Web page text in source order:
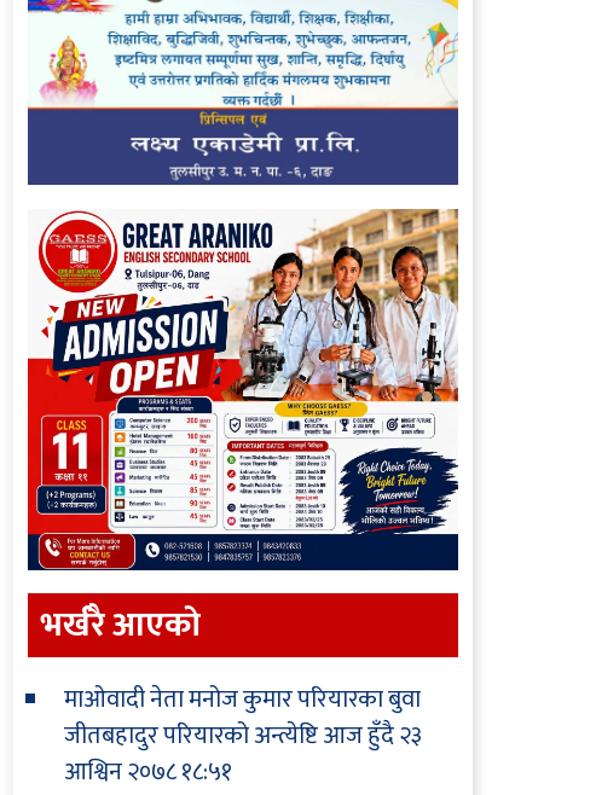
भर्खरै आएकाे
माओवादी नेता मनोज कुमार परियारका बुवा
जीतबहादुर परियारको अन्त्येष्टि आज हुँदै२३
आश्विन २०७८ १८:५१